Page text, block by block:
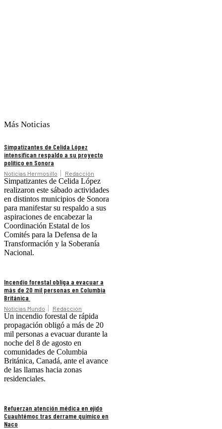
Más Noticias
Simpatizantes de Celida López
intensifican respaldo a su proyecto
político en Sonora
Noticias Hermosillo Redacción
Simpatizantes de Celida López
realizaron este sábado actividades
en distintos municipios de Sonora
para manifestar su respaldo a sus
aspiraciones de encabezar la
Coordinación Estatal de los
Comités para la Defensa de la
Transformación y la Soberanía
Nacional.
Incendio forestal obliga a evacuar a
más de 20 mil personas en Columbia
Británica
Noticias Mundo Redacción
Un incendio forestal de rápida
propagación obligó a más de 20
mil personas a evacuar durante la
noche del 8 de agosto en
comunidades de Columbia
Británica, Canadá, ante el avance
de las llamas hacia zonas
residenciales.
Refuerzan atención médica en ejido
Cuauhtémoc tras derrame químico en
Naco